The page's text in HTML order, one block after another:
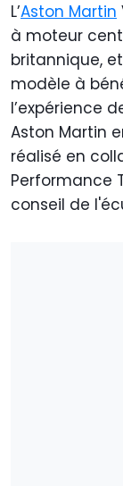
L’Aston Martin
à moteur
britannique,
modèle à
l’expérience
Aston Martin
réalisé en
Performance
conseil de